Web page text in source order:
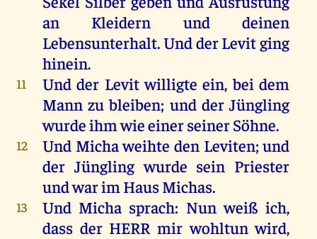
an
Kleidern und
deinen
Lebensunterhalt.UndderLevitging
hinein.
11 Und der Levit willigte ein,bei dem
Mann zu bleiben; und der Jüngling
wurdeihmwieeinerseinerSöhne.
12 Und Michaweihte den Leviten;und
der Jüngling wurde sein Priester
undwarim HausMichas.
13 Und Micha sprach: Nun weiß ich,
dass der HERR mir wohltun wird,